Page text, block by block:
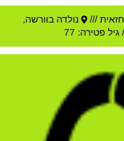
/// נולדה בוורשה,
גיל פטירה: 77